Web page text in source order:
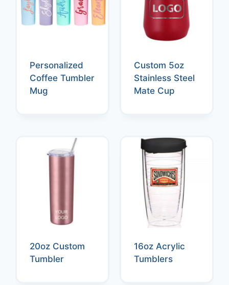
Personalized
Coffee Tumbler
Mug
Custom 5oz
Stainless Steel
Mate Cup
20oz Custom
Tumbler
16oz Acrylic
Tumblers